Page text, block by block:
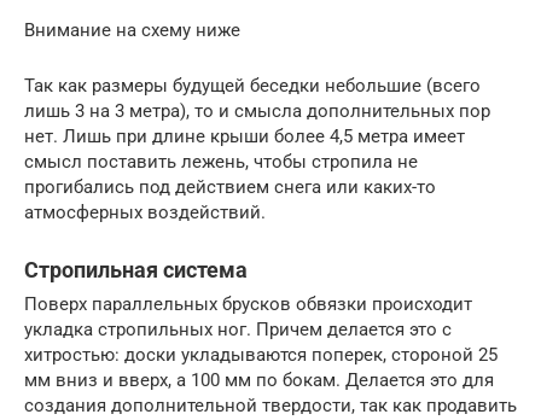
Внимание на схему ниже
Так как размеры будущей беседки небольшие (всего
лишь 3 на 3 метра), то и смысла дополнительных пор
нет. Лишь при длине крыши более 4,5 метра имеет
смысл поставить лежень, чтобы стропила не
прогибались под действием снега или каких-то
атмосферных воздействий.
Стропильная система
Поверх параллельных брусков обвязки происходит
укладка стропильных ног. Причем делается это с
хитростью: доски укладываются поперек, стороной 25
мм вниз и вверх, а 100 мм по бокам. Делается это для
создания дополнительной твердости, так как продавить